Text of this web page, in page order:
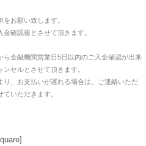
をお願い致します。
金確認後とさせて頂きます。
ら金融機関営業日5日以内のご入金確認が出来
セルとさせて頂きます。
り、お支払いが遅れる場合は、ご連絡いただ
ていただきます。